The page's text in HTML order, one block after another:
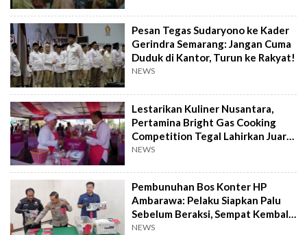
Pesan Tegas Sudaryono ke Kader
Gerindra Semarang: Jangan Cuma
Duduk di Kantor, Turun ke Rakyat!
NEWS
Lestarikan Kuliner Nusantara,
Pertamina Bright Gas Cooking
Competition Tegal Lahirkan Juara
Baru
NEWS
Pembunuhan Bos Konter HP
Ambarawa: Pelaku Siapkan Palu
Sebelum Beraksi, Sempat Kembali
Datangi TKP
NEWS